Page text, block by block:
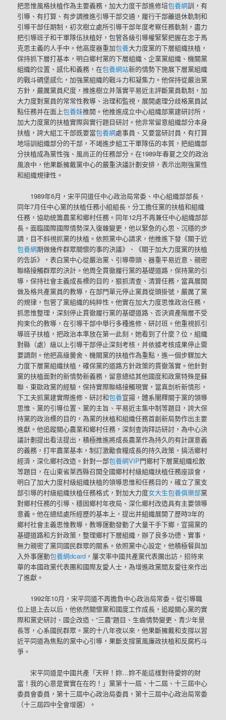
把思惟風格扶植作為主要義務，加大力度干部進修培包養網訓，有
引導、有打算、有步調推進引導干部交通，履行干部離退休軌制和
引導干部任期制，初次樹立處所引導干部年度考察任務軌制，盡力
把引導班子和干軍隊伍扶植好，包管各級引導權緊緊把握在忠于馬
克思主義的人手中。他高度器重加包養大力度黨的下層組織扶植，
保持抓下層打基本，明白鄉村黨的下層組織、企業黨組織、機關黨
組織的位置、感化和義務，在包養網站新的情勢下施展下層黨組織
的戰斗碉堡感化，加強黨組織的戰斗力和凝集力。他保持從嚴治黨
方針，嚴厲黨員尺度，推進樹立并落實平易近主評斷黨員軌制，加
大力度對黨員的常常性教導、治理和監視，展開處理分歧格黨員試
點任務并在面上包養妹推開。他推進成立中心組織部黨建研討所，
加大力度黨的扶植實際與實行題目研討。他非常留意組織部分本身
扶植，誇大組工干部既要當包養網處事員、又要當研討員，有打算
地培訓組織部分的干部，不竭進步組工干軍隊伍的本質，把組織部
分扶植成為黨性強、風尚正的任務部分。在1989年春夏之交的政治
風浪中，他果斷擁戴黨中心的嚴重決議計劃安排，表示出剛強黨性
和組織規律性。
1989年6月，宋平同道任中心政治局常委、中心組織部部長，
同年7月任中心黨的扶植任務小組組長，分工擔任黨的扶植和組織
任務，協助統籌農業和鄉村任務。同年12月不再兼任中心組織部部
長。面臨國際國際情勢深入復雜變更，他以緊急的心思、沉穩的步
調，目不斜視抓黨的扶植。依照黨中心請求，他推進下發《關于近
包養網期做幾件群眾關懷的事的決議》、《關于加大力度黨的扶植
的告訴》，表白黨中心從嚴治黨、引導帶頭、器重平易近意、親密
聯絡接觸群眾的決計。他周全貫徹履行黨的基礎道路，保持黨的引
導，保持社會主義成長標的目的，狠抓清查、清算任務，當真展開
做及格共產黨員的教導，在部門單元停止黨員從頭掛號，嚴厲了黨
的規律，包管了黨組織的純粹性。他實在加大力度思惟政治任務，
抓思惟整理，深刻停止貫徹履行黨的基礎道路、否決資產階層不受
拘束化的教導，在引導干部中舉行多種進修、研討班。他重視抓引
導班子扶植，把政治本準放在第一此刻，她看到了什麼？位，組織
對縣（處）級以上引導干部停止深刻考核，并依據考核成果停止需
要調劑。他把高級黌舍、機關黨的扶植作為重點，進一個步驟加大
力度下層黨組織扶植，確保黨的道路方針政策的貫徹落實。他針對
黨的扶植面對的新情勢新義務，留意總結其他國度和政黨特殊是蘇
聯、東歐政黨的經驗，保持實際聯絡接觸現實，當真剖析新情形，
下工夫抓黨建實際進修、研討和包養宣揚，體系闡釋關于黨的領導
思惟、黨的引導位置、黨的主旨、平易近主集中制等題目，誇大保
持黨的政治標的目的，為黨的扶植和組織任務首創新局勢作出主要
進獻。他追蹤關心農業和鄉村任務，深刻查詢拜訪研討，為中心決
議計劃提出看法提出，積極推進將成長農業作為持久的有計謀意義
的義務，打牢農業基本，制訂激勵食糧成長的持久政策，搞活鄉村
經濟，深化鄉村改造。針對一部包養網VIP門鄉村下層黨組織松散
等題目，在山東省萊西縣召開全國鄉村村級組織扶植任務座談會，
明白了加大力度村級組織扶植的領導思惟和任務目的，確立了黨支
部引導的村級組織扶植任務格式，對加大力度女大生包養俱樂部黨
對鄉村任務的引導、穩固鄉村年夜局、深化鄉村改造具有主要領導
意義。他在總結處所經歷的基本上，提出并組織展開了歷時3年的
鄉村社會主義思惟教導，教導運動發動了大量干手下鄉，宣揚黨的
基礎道路和方針政策，整理鄉村下層組織，辦了良多功德、實事，
無力親密了黨同國民群眾的關系。依照黨中心設定，他積極餐與加
入外事運動包養網dcard ，屢次率中國共產黨代表團出訪，招待來
華的本國政黨代表團和國際友愛人士，為增進政黨間友愛往來作出
了進獻。
1992年10月，宋平同道不再擔負中心政治局常委。從引導職
位上退上去以后，他依然關懷黨和國度工作成長，追蹤關心黨的實
際和黨史研討、國企改造、“三農”題目、生齒情勢變更、青少年景
長等，心系國民群眾。黨的十八年夜以來，他果斷擁戴和支撐以習
近平同道為焦點的黨中心引導，果斷支撐黨風廉政扶植和反腐朽斗
爭。
宋平同道是中國共產「天秤！妳…妳不能這樣對待愛妳的財
富！我的心意是實實在在的！」黨第十一屆、十二屆、十三屆中心
委員會委員，第十三屆中心政治局委員，第十三屆中心政治局常委
（十三屆四中全會增選）。